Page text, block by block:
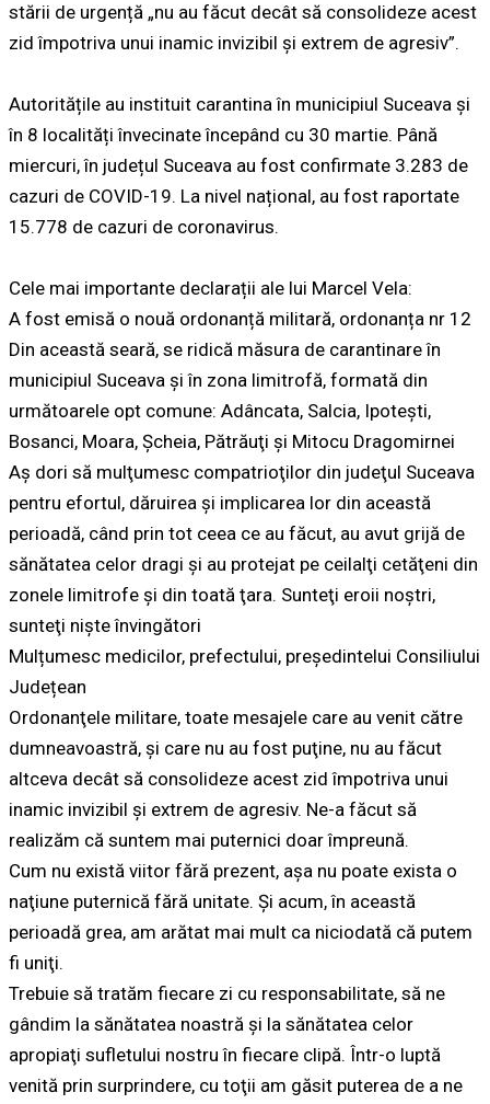
stării de urgență „nu au făcut decât să consolideze acest
zid împotriva unui inamic invizibil și extrem de agresiv”.
Autoritățile au instituit carantina în municipiul Suceava și
în 8 localități învecinate începând cu 30 martie. Până
miercuri, în județul Suceava au fost confirmate 3.283 de
cazuri de COVID-19. La nivel național, au fost raportate
15.778 de cazuri de coronavirus.
Cele mai importante declarații ale lui Marcel Vela:
A fost emisă o nouă ordonanță militară, ordonanța nr 12
Din această seară, se ridică măsura de carantinare în
municipiul Suceava şi în zona limitrofă, formată din
următoarele opt comune: Adâncata, Salcia, Ipoteşti,
Bosanci, Moara, Şcheia, Pătrăuţi şi Mitocu Dragomirnei
Aş dori să mulţumesc compatrioţilor din judeţul Suceava
pentru efortul, dăruirea şi implicarea lor din această
perioadă, când prin tot ceea ce au făcut, au avut grijă de
sănătatea celor dragi şi au protejat pe ceilalţi cetăţeni din
zonele limitrofe şi din toată ţara. Sunteţi eroii noştri,
sunteţi nişte învingători
Mulțumesc medicilor, prefectului, președintelui Consiliului
Județean
Ordonanţele militare, toate mesajele care au venit către
dumneavoastră, şi care nu au fost puţine, nu au făcut
altceva decât să consolideze acest zid împotriva unui
inamic invizibil şi extrem de agresiv. Ne-a făcut să
realizăm că suntem mai puternici doar împreună.
Cum nu există viitor fără prezent, aşa nu poate exista o
naţiune puternică fără unitate. Şi acum, în această
perioadă grea, am arătat mai mult ca niciodată că putem
fi uniţi.
Trebuie să tratăm fiecare zi cu responsabilitate, să ne
gândim la sănătatea noastră şi la sănătatea celor
apropiaţi sufletului nostru în fiecare clipă. Într-o luptă
venită prin surprindere, cu toţii am găsit puterea de a ne